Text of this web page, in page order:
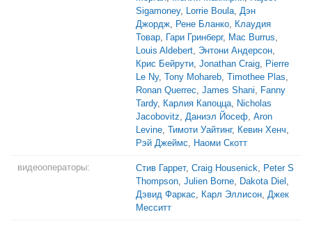
Sigamoney, Lorrie Boula, Дэн
Джордж, Рене Бланко, Клаудия
Товар, Гари Гринберг, Mac Burrus,
Louis Aldebert, Энтони Андерсон,
Крис Бейрути, Jonathan Craig, Pierre
Le Ny, Tony Mohareb, Timothee Plas,
Ronan Querrec, James Shani, Fanny
Tardy, Карлия Капоцца, Nicholas
Jacobovitz, Даниэл Йосеф, Aron
Levine, Тимоти Уайтинг, Кевин Хенч,
Рэй Джеймс, Наоми Скотт
видеооператоры: Стив Гаррет, Craig Housenick, Peter S
Thompson, Julien Borne, Dakota Diel ,
Дэвид Фаркас, Карл Эллисон, Джек
Месситт